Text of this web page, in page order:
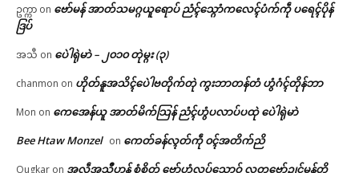
ဥက္ကာ on ဗော်မန် အာတ်သမဂ္ဂယူရောပ် ညံၚ်သ္ဂောံကလေၚ်ပံက်ကဵု ပရေၚ်ပိုန်
ဒြပ်
အသီ on ပေဲါရုဲမာဲ – ၂၀၁၀ တုဲမ္ဂး (၃)
chanmon on ဟိုတ်နူအသိၚ်ပေဲါဗတိုက်တုဲ ကွးဘာတန်တံ ဟွံဂံၚ်တိုန်ဘာ
Mon on ကေအေန်ယူ အာတ်မိက်သြန် ညံၚ်ဟွံပလာပ်ပထုဲ ပေဲါရုဲမာဲ
Bee Htaw Monzel on ကေတ်ခန်လ္ၚတ်ကဵု ၀ၚ်အတိက်ညိ
Ougkar on အလဵုအသဳပၞာန် စွံစိုတ် ဗော်ဟွံလုပ်သၞောဝ် လတူဗော်ဍုၚ်မန်တၟိ